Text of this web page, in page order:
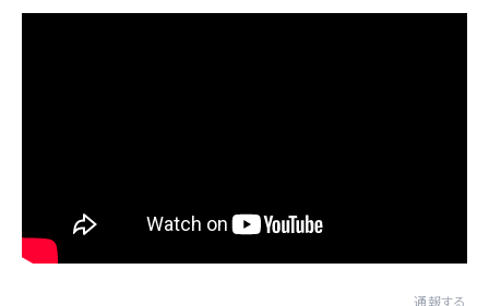
通報する